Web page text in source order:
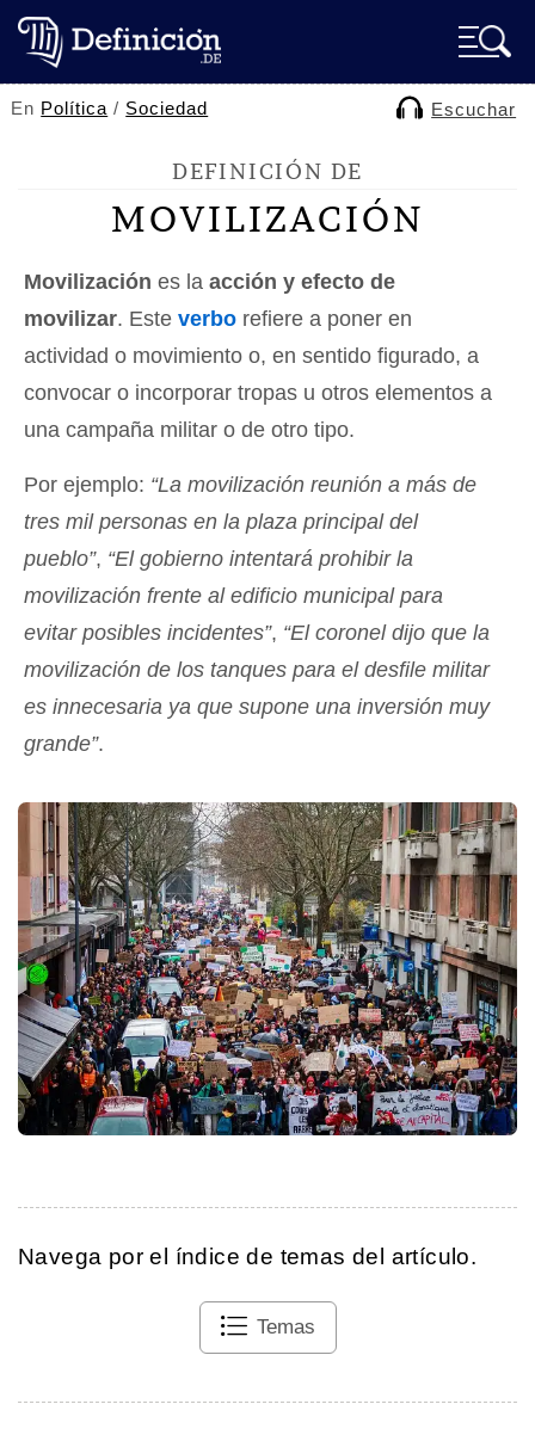
En Política / Sociedad Escuchar
DEFINICIÓN DE
MOVILIZACIÓN
Movilización es la acción y efecto de
movilizar. Este verbo refiere a poner en
actividad o movimiento o, en sentido figurado, a
convocar o incorporar tropas u otros elementos a
una campaña militar o de otro tipo.
Por ejemplo: “La movilización reunión a más de
tres mil personas en la plaza principal del
pueblo”, “El gobierno intentará prohibir la
movilización frente al edificio municipal para
evitar posibles incidentes”, “El coronel dijo que la
movilización de los tanques para el desfile militar
es innecesaria ya que supone una inversión muy
grande”.
Navega por el índice de temas del artículo.
Temas